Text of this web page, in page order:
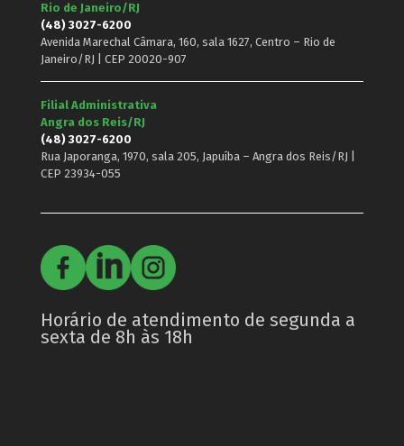
Rio de Janeiro/RJ
(48) 3027-6200
Avenida Marechal Câmara, 160, sala 1627, Centro – Rio de
Janeiro/RJ | CEP 20020-907
Filial Administrativa
Angra dos Reis/RJ
(48) 3027-6200
Rua Japoranga, 1970, sala 205, Japuíba – Angra dos Reis/RJ |
CEP 23934-055
Horário de atendimento de segunda a
sexta de 8h às 18h